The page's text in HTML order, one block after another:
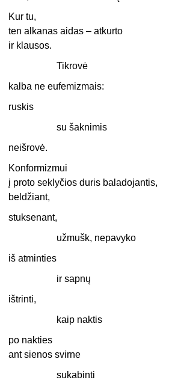
Kur tu,
ten alkanas aidas – atkurto
ir klausos.
Tikrovė
kalba ne eufemizmais:
ruskis
su šaknimis
neišrovė.
Konformizmui
į proto seklyčios duris baladojantis,
beldžiant,
stuksenant,
užmušk, nepavyko
iš atminties
ir sapnų
ištrinti,
kaip naktis
po nakties
ant sienos svirne
sukabinti